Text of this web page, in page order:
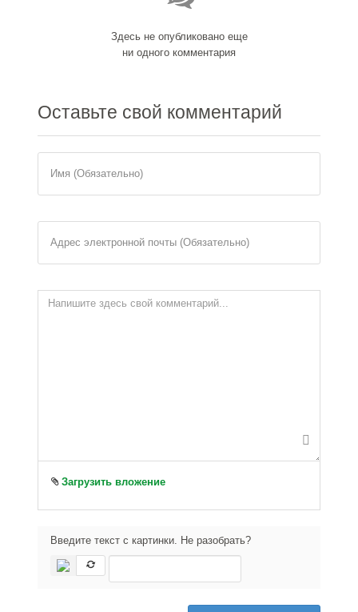
Здесь не опубликовано еще
ни одного комментария
Оставьте свой комментарий
Имя (Обязательно)
Адрес электронной почты (Обязательно)
Загрузить вложение
Введите текст с картинки. Не разобрать?